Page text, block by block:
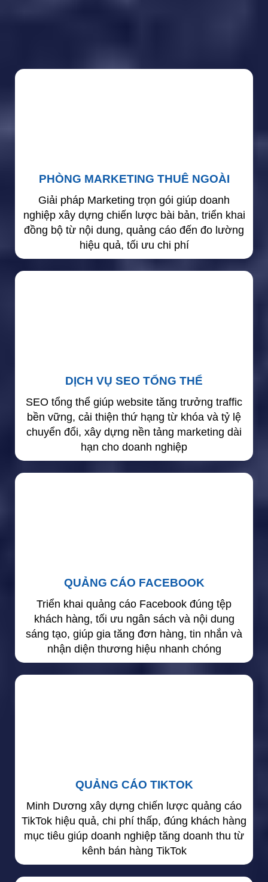
PHÒNG MARKETING THUÊ NGOÀI
Giải pháp Marketing trọn gói giúp doanh
nghiệp xây dựng chiến lược bài bản, triển khai
đồng bộ từ nội dung, quảng cáo đến đo lường
hiệu quả, tối ưu chi phí
DỊCH VỤ SEO TỔNG THỂ
SEO tổng thể giúp website tăng trưởng traffic
bền vững, cải thiện thứ hạng từ khóa và tỷ lệ
chuyển đổi, xây dựng nền tảng marketing dài
hạn cho doanh nghiệp
QUẢNG CÁO FACEBOOK
Triển khai quảng cáo Facebook đúng tệp
khách hàng, tối ưu ngân sách và nội dung
sáng tạo, giúp gia tăng đơn hàng, tin nhắn và
nhận diện thương hiệu nhanh chóng
QUẢNG CÁO TIKTOK
Minh Dương xây dựng chiến lược quảng cáo
TikTok hiệu quả, chi phí thấp, đúng khách hàng
mục tiêu giúp doanh nghiệp tăng doanh thu từ
kênh bán hàng TikTok